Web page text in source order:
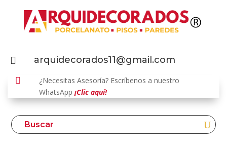
 arquidecorados11@gmail.com

¿Necesitas Asesoría? Escríbenos a nuestro
WhatsApp ¡Clic aquí!